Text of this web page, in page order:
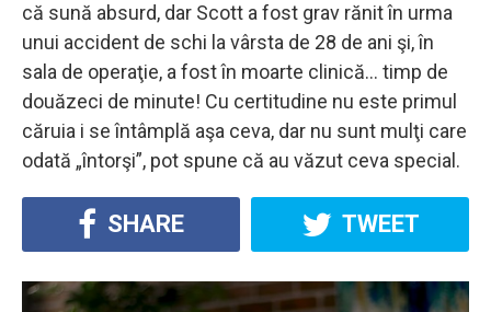
că sună absurd, dar Scott a fost grav rănit în urma
unui accident de schi la vârsta de 28 de ani şi, în
sala de operaţie, a fost în moarte clinică… timp de
douăzeci de minute! Cu certitudine nu este primul
căruia i se întâmplă aşa ceva, dar nu sunt mulţi care
odată „întorşi”, pot spune că au văzut ceva special.
SHARE TWEET